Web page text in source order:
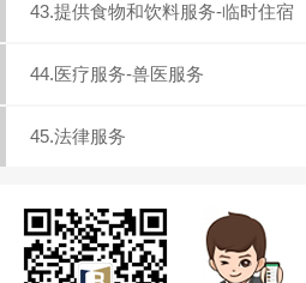
43.提供食物和饮料服务-临时住宿
44.医疗服务-兽医服务
45.法律服务